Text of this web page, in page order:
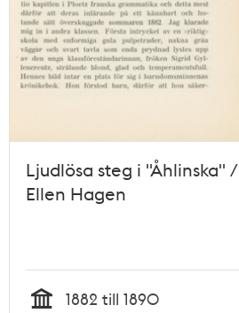
Ljudlösa steg i "Åhlinska" /
Ellen Hagen
1882 till 1890